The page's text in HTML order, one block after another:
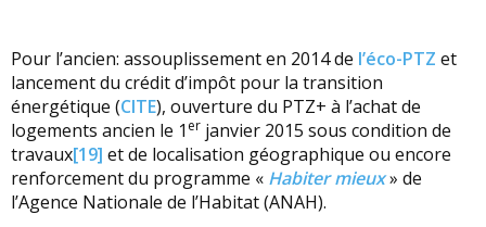
Pour l’ancien: assouplissement en 2014 de l’éco-PTZ et
lancement du crédit d’impôt pour la transition
énergétique (CITE), ouverture du PTZ+ à l’achat de
logements ancien le 1 er janvier 2015 sous condition de
travaux[19] et de localisation géographique ou encore
renforcement du programme « Habiter mieux» de
l’Agence Nationale de l’Habitat (ANAH).